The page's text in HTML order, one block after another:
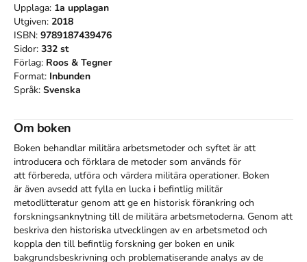
Upplaga: 1a upplagan
Utgiven: 2018
ISBN: 9789187439476
Sidor: 332 st
Förlag: Roos & Tegner
Format: Inbunden
Språk: Svenska
Om boken
Boken behandlar militära arbetsmetoder och syftet är att
introducera och förklara de metoder som används för
att förbereda, utföra och värdera militära operationer. Boken
är även avsedd att fylla en lucka i befintlig militär
metodlitteratur genom att ge en historisk förankring och
forskningsanknytning till de militära arbetsmetoderna. Genom att
beskriva den historiska utvecklingen av en arbetsmetod och
koppla den till befintlig forskning ger boken en unik
bakgrundsbeskrivning och problematiserande analys av de